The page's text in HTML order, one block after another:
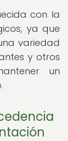
con la
ya que
variedad
y otros
un